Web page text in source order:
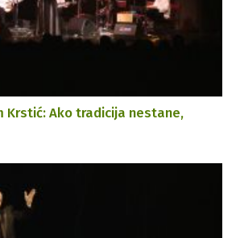
Krstić: Ako tradicija nestane,